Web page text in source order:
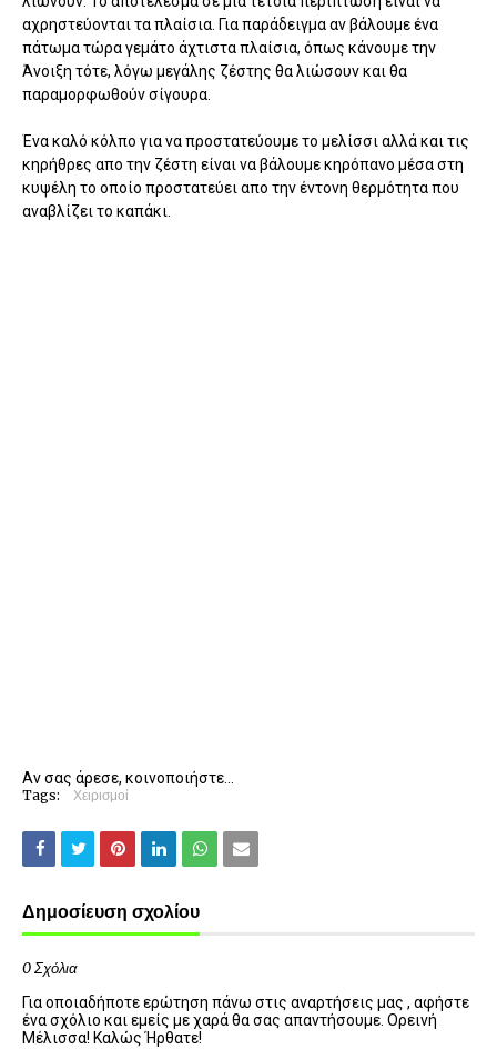
αχρηστεύονται τα πλαίσια. Για παράδειγμα αν βάλουμε ένα
πάτωμα τώρα γεμάτο άχτιστα πλαίσια, όπως κάνουμε την
Άνοιξη τότε, λόγω μεγάλης ζέστης θα λιώσουν και θα
παραμορφωθούν σίγουρα.
Ένα καλό κόλπο για να προστατεύουμε το μελίσσι αλλά και τις
κηρήθρες απο την ζέστη είναι να βάλουμε κηρόπανο μέσα στη
κυψέλη το οποίο προστατεύει απο την έντονη θερμότητα που
αναβλίζει το καπάκι.
Αν σας άρεσε, κοινοποιήστε...
Tags: Χειρισμοί
Δημοσίευση σχολίου
0 Σχόλια
Για οποιαδήποτε ερώτηση πάνω στις αναρτήσεις μας , αφήστε
ένα σχόλιο και εμείς με χαρά θα σας απαντήσουμε. Ορεινή
Μέλισσα! Καλώς Ήρθατε!